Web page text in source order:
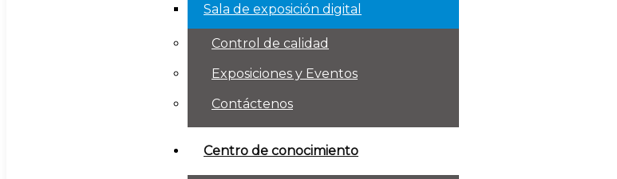
Sala de exposición digital
Control de calidad
Exposiciones y Eventos
Contáctenos
Centro de conocimiento